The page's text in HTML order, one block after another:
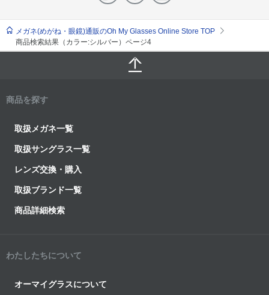
メガネ(めがね・眼鏡)通販のOh My Glasses Online Store TOP
商品検索結果（カラー:シルバー）ページ4
商品を探す
取扱メガネ一覧
取扱サングラス一覧
レンズ交換・購入
取扱ブランド一覧
商品詳細検索
わたしたちについて
オーマイグラスについて